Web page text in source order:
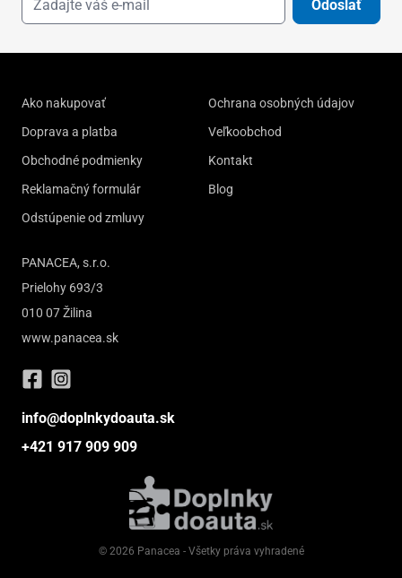
Odoslať
Ako nakupovať
Doprava a platba
Obchodné podmienky
Reklamačný formulár
Odstúpenie od zmluvy
Ochrana osobných údajov
Veľkoobchod
Kontakt
Blog
PANACEA, s.r.o.
Prielohy 693/3
010 07 Žilina
www.panacea.sk
info@doplnkydoauta.sk
+421 917 909 909
© 2026 Panacea - Všetky práva vyhradené